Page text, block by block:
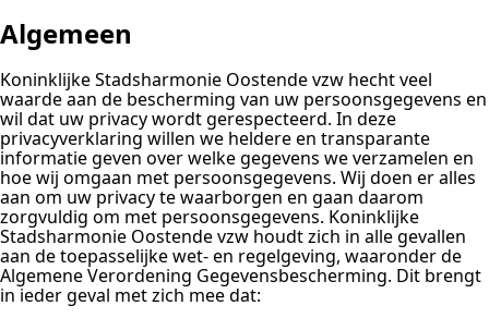
Algemeen
Koninklijke Stadsharmonie Oostende vzw hecht veel
waarde aan de bescherming van uw persoonsgegevens en
wil dat uw privacy wordt gerespecteerd. In deze
privacyverklaring willen we heldere en transparante
informatie geven over welke gegevens we verzamelen en
hoe wij omgaan met persoonsgegevens. Wij doen er alles
aan om uw privacy te waarborgen en gaan daarom
zorgvuldig om met persoonsgegevens. Koninklijke
Stadsharmonie Oostende vzw houdt zich in alle gevallen
aan de toepasselijke wet- en regelgeving, waaronder de
Algemene Verordening Gegevensbescherming. Dit brengt
in ieder geval met zich mee dat: